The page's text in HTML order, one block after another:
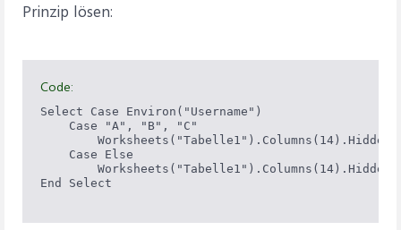
Prinzip lösen:
Code:
Select Case Environ("Username")
    Case "A", "B", "C"
Worksheets("Tabelle1").Columns(14).Hidden
    Case Else
Worksheets("Tabelle1").Columns(14).Hidden
End Select